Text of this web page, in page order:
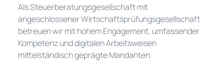
Als Steuerberatungsgesellschaft mit
angeschlossener Wirtschaftsprüfungsgesellschaft
betreuen wir mit hohem Engagement, umfassender
Kompetenz und digitalen Arbeitsweisen
mittelständisch geprägte Mandanten.